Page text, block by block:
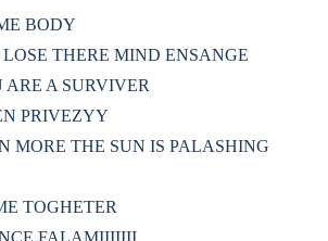
BODY
THERE MIND ENSANGE
A SURVIVER
PRIVEZYY
MORE THE SUN IS PALASHING
TOGHETER
FALAMIIIIIII